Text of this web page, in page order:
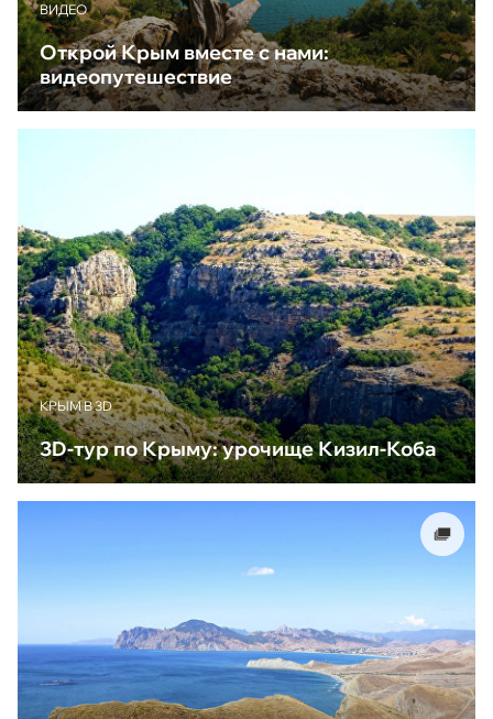
ВИДЕО
Открой Крым вместе с нами:
видеопутешествие
КРЫМ В 3D
3D-тур по Крыму: урочище Кизил-Коба